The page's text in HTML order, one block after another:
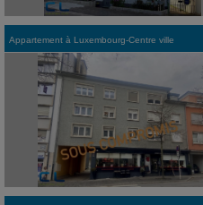
Appartement à Luxembourg-Centre ville